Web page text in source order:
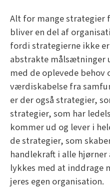
Alt for mange strategier
bliver en del af
fordi strategierne ikke
abstrakte målsætninger
med de oplevede behov
værdiskabelse fra
er der også strategier,
strategier, som har
kommer ud og lever i
de strategier, som
handlekraft i alle
lykkes med at inddrage
jeres egen organisation.